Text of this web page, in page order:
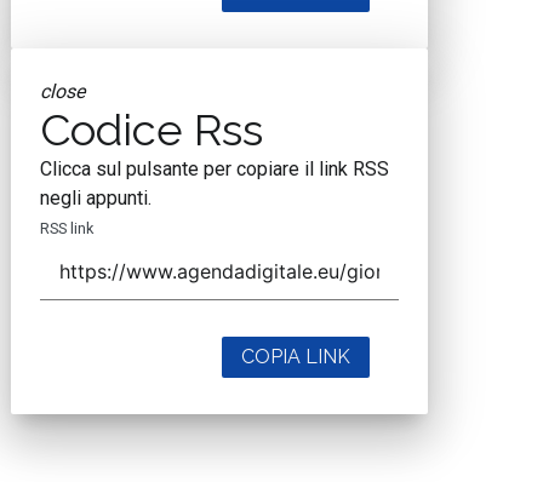
close
Codice Rss
Clicca sul pulsante per copiare il link RSS
negli appunti.
RSS link
COPIA LINK